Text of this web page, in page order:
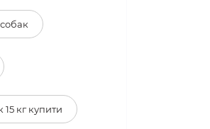
кг купити